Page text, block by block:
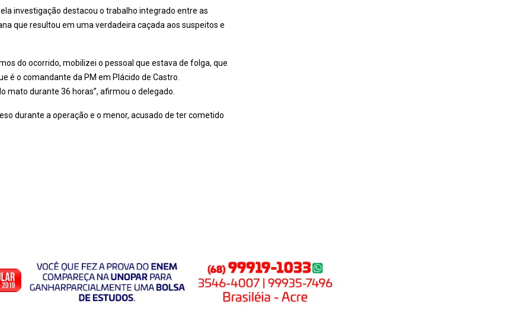
investigação destacou o trabalho integrado entre as
que resultou em uma verdadeira caçada aos suspeitos e
do ocorrido, mobilizei o pessoal que estava de folga, que
é o comandante da PM em Plácido de Castro.
mato durante 36 horas”, afirmou o delegado.
durante a operação e o menor, acusado de ter cometido